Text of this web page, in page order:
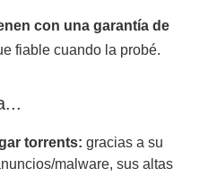
con una garantía de
fiable cuando la probé.
torrents: gracias a su
malware, sus altas